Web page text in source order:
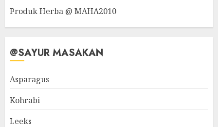
Produk Herba @ MAHA2010
@SAYUR MASAKAN
Asparagus
Kohrabi
Leeks